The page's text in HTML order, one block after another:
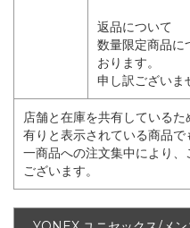
返品について
数量限定商品に
おります。
申し訳ございま
店舗と在庫を共有している
有りと表示されている商品
一商品への注文集中により
ございます。